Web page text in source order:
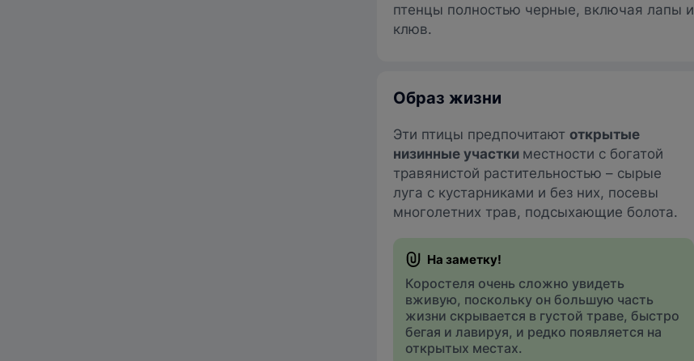
птенцы полностью черные, включая лапы и
клюв.
Образ жизни
Эти птицы предпочитают открытые
низинные участки местности с богатой
травянистой растительностью – сырые
луга с кустарниками и без них, посевы
многолетних трав, подсыхающие болота.
Коростеля очень сложно увидеть
вживую, поскольку он большую часть
жизни скрывается в густой траве, быстро
бегая и лавируя, и редко появляется на
открытых местах.